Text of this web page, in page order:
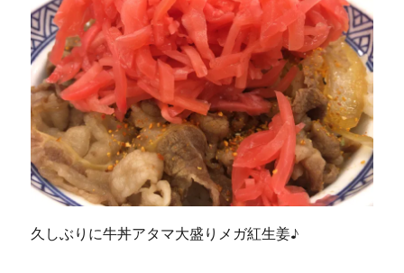
久しぶりに牛丼アタマ大盛りメガ紅生姜♪